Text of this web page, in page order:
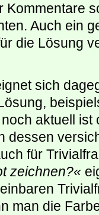
Kommentare
Auch ein
die Lösung
sich
aktuell
dessen
für
zeichnen?«
man die